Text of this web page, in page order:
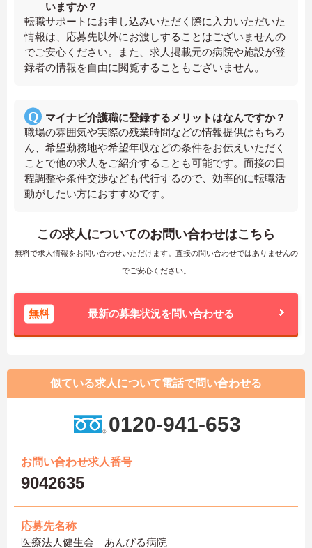
いますか？
転職サポートにお申し込みいただく際に入力いただいた
情報は、応募先以外にお渡しすることはございませんの
でご安心ください。また、求人掲載元の病院や施設が登
録者の情報を自由に閲覧することもございません。
マイナビ介護職に登録するメリットはなんですか？
職場の雰囲気や実際の残業時間などの情報提供はもちろ
ん、希望勤務地や希望年収などの条件をお伝えいただく
ことで他の求人をご紹介することも可能です。面接の日
程調整や条件交渉なども代行するので、効率的に転職活
動がしたい方におすすめです。
この求人についてのお問い合わせはこちら
無料で求人情報をお問い合わせいただけます。直接の問い合わせではありませんの
でご安心ください。
無料 最新の募集状況を問い合わせる
似ている求人について電話で問い合わせる
0120-941-653
お問い合わせ求人番号
9042635
応募先名称
医療法人健生会 あんびる病院